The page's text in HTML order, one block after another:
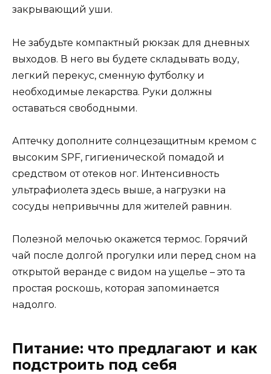
закрывающий уши.
Не забудьте компактный рюкзак для дневных
выходов. В него вы будете складывать воду,
легкий перекус, сменную футболку и
необходимые лекарства. Руки должны
оставаться свободными.
Аптечку дополните солнцезащитным кремом с
высоким SPF, гигиенической помадой и
средством от отеков ног. Интенсивность
ультрафиолета здесь выше, а нагрузки на
сосуды непривычны для жителей равнин.
Полезной мелочью окажется термос. Горячий
чай после долгой прогулки или перед сном на
открытой веранде с видом на ущелье – это та
простая роскошь, которая запоминается
надолго.
Питание: что предлагают и как
подстроить под себя